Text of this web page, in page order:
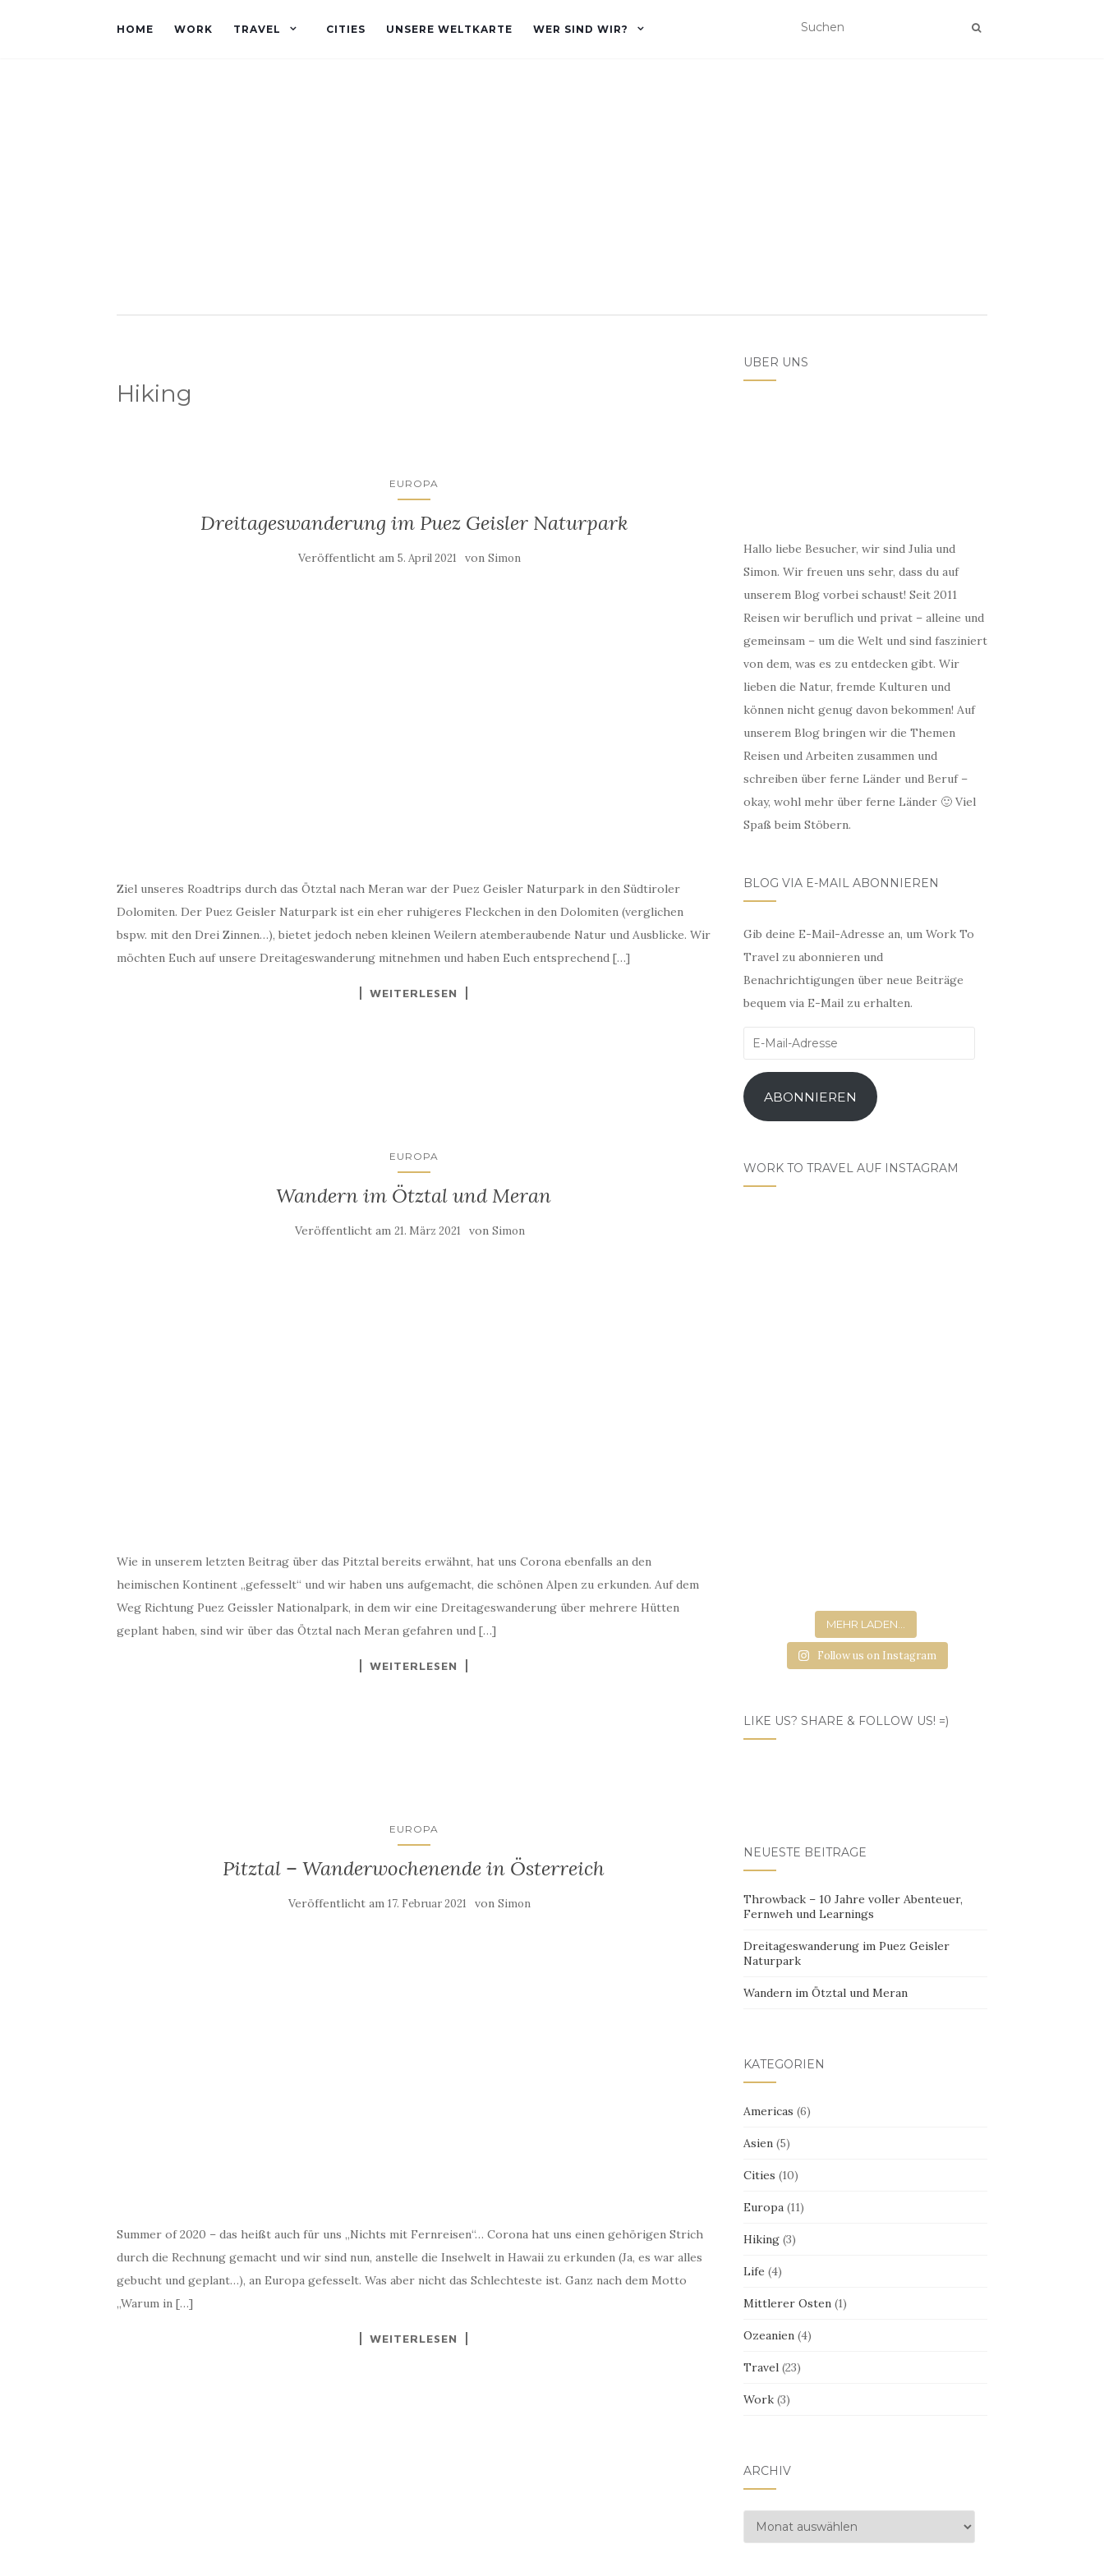
HOME WORK TRAVEL CITIES UNSERE WELTKARTE WER SIND WIR?
Hiking
EUROPA
Dreitageswanderung im Puez Geisler Naturpark
Veröffentlicht am 5. April 2021 von Simon
Ziel unseres Roadtrips durch das Ötztal nach Meran war der Puez Geisler Naturpark in den Südtiroler
Dolomiten. Der Puez Geisler Naturpark ist ein eher ruhigeres Fleckchen in den Dolomiten (verglichen
bspw. mit den Drei Zinnen…), bietet jedoch neben kleinen Weilern atemberaubende Natur und Ausblicke. Wir
möchten Euch auf unsere Dreitageswanderung mitnehmen und haben Euch entsprechend […]
WEITERLESEN
EUROPA
Wandern im Ötztal und Meran
Veröffentlicht am 21. März 2021 von Simon
Wie in unserem letzten Beitrag über das Pitztal bereits erwähnt, hat uns Corona ebenfalls an den
heimischen Kontinent „gefesselt“ und wir haben uns aufgemacht, die schönen Alpen zu erkunden. Auf dem
Weg Richtung Puez Geissler Nationalpark, in dem wir eine Dreitageswanderung über mehrere Hütten
geplant haben, sind wir über das Ötztal nach Meran gefahren und […]
WEITERLESEN
EUROPA
Pitztal – Wanderwochenende in Österreich
Veröffentlicht am 17. Februar 2021 von Simon
Summer of 2020 – das heißt auch für uns „Nichts mit Fernreisen“… Corona hat uns einen gehörigen Strich
durch die Rechnung gemacht und wir sind nun, anstelle die Inselwelt in Hawaii zu erkunden (Ja, es war alles
gebucht und geplant…), an Europa gefesselt. Was aber nicht das Schlechteste ist. Ganz nach dem Motto
„Warum in […]
WEITERLESEN
ÜBER UNS
Hallo liebe Besucher, wir sind Julia und
Simon. Wir freuen uns sehr, dass du auf
unserem Blog vorbei schaust! Seit 2011
Reisen wir beruflich und privat – alleine und
gemeinsam – um die Welt und sind fasziniert
von dem, was es zu entdecken gibt. Wir
lieben die Natur, fremde Kulturen und
können nicht genug davon bekommen! Auf
unserem Blog bringen wir die Themen
Reisen und Arbeiten zusammen und
schreiben über ferne Länder und Beruf –
okay, wohl mehr über ferne Länder 🙂 Viel
Spaß beim Stöbern.
BLOG VIA E-MAIL ABONNIEREN
Gib deine E-Mail-Adresse an, um Work To
Travel zu abonnieren und
Benachrichtigungen über neue Beiträge
bequem via E-Mail zu erhalten.
E-
Adresse
ABONNIEREN
WORK TO TRAVEL AUF INSTAGRAM
MEHR LADEN...
Follow us on Instagram
LIKE US? SHARE & FOLLOW US! =)
NEUESTE BEITRÄGE
Throwback – 10 Jahre voller Abenteuer,
Fernweh und Learnings
Dreitageswanderung im Puez Geisler
Naturpark
Wandern im Ötztal und Meran
KATEGORIEN
Americas (6)
Asien (5)
Cities (10)
Europa (11)
Hiking (3)
Life (4)
Mittlerer Osten (1)
Ozeanien (4)
Travel (23)
Work (3)
ARCHIV
Archiv